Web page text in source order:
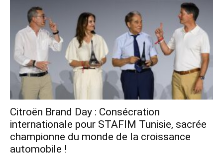
Citroën Brand Day : Consécration
internationale pour STAFIM Tunisie, sacrée
championne du monde de la croissance
automobile !